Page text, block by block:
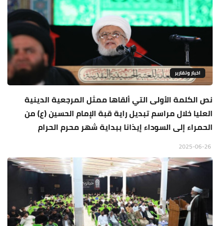
اخبار وتقارير
نص الكلمة الأولى التي ألقاها ممثل المرجعية الدينية
العليا خلال مراسم تبديل راية قبة الإمام الحسين (ع) من
الحمراء إلى السوداء إيذانا ببداية شهر محرم الحرام